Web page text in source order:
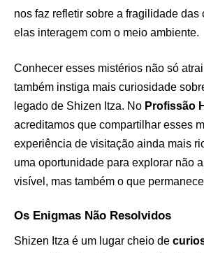
nos faz refletir sobre a fragilidade
elas interagem com o meio ambiente.
Conhecer esses mistérios não só
também instiga mais curiosidade
legado de Shizen Itza. No Profissão
acreditamos que compartilhar esses
experiência de visitação ainda mais
uma oportunidade para explorar não
visível, mas também o que
Os Enigmas Não Resolvidos
Shizen Itza é um lugar cheio de